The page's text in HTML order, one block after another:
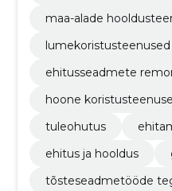
maa-alade
lumekoristusteenused
ehitusseadmete
hoone
tuleohutus
ehitus ja hooldus
tõsteseadmetööde